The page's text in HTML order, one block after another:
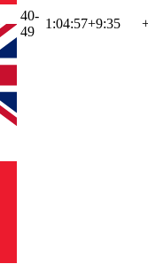
40-
49
1:04:57+9:35